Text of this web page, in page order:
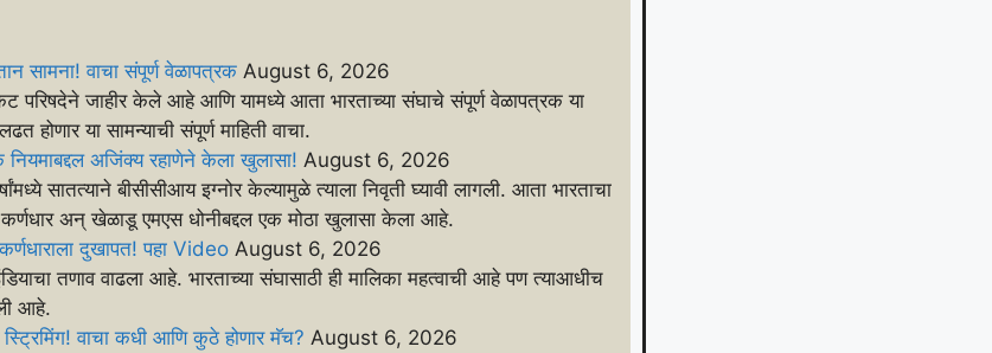
सामना! वाचा संपूर्ण वेळापत्रक August 6, 2026
जाहीर केले आहे आणि यामध्ये आता भारताच्या संघाचे संपूर्ण वेळापत्रक या
होणार या सामन्याची संपूर्ण माहिती वाचा.
अजिंक्य रहाणेने केला खुलासा! August 6, 2026
सातत्याने बीसीसीआय इग्नोर केल्यामुळे त्याला निवृती घ्यावी लागली. आता भारताचा
अन् खेळाडू एमएस धोनीबद्दल एक मोठा खुलासा केला आहे.
कर्णधाराला दुखापत! पहा Video August 6, 2026
तणाव वाढला आहे. भारताच्या संघासाठी ही मालिका महत्वाची आहे पण त्याआधीच
आहे.
स्ट्रिमिंग! वाचा कधी आणि कुठे होणार मॅच? August 6, 2026